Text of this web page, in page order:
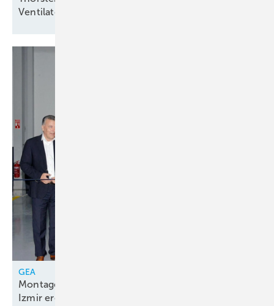
Ventilatorentausch-Kampagne
GEA
Montagelinie für Kolbenkompressorenpakete in
Izmireröffnet